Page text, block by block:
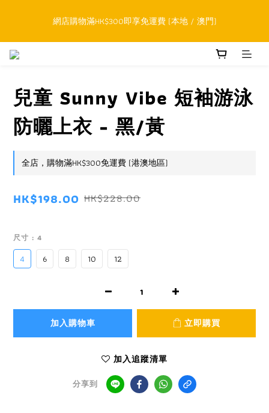
網店購物滿HK$300即享免運費 (本地 / 澳門)
累積購物滿HK$800升級為網上VIP，下一訂單開始永久可享正價貨
順豐香港SFHK APP取件通知功能將取代SMS短訊
兒童 Sunny Vibe 短袖游泳
防曬上衣 - 黑/黃
全店，購物滿HK$300免運費 (港澳地區)
HK$198.00 HK$228.00
尺寸 : 4
4 6 8 10 12
加入購物車 立即購買
加入追蹤清單
分享到